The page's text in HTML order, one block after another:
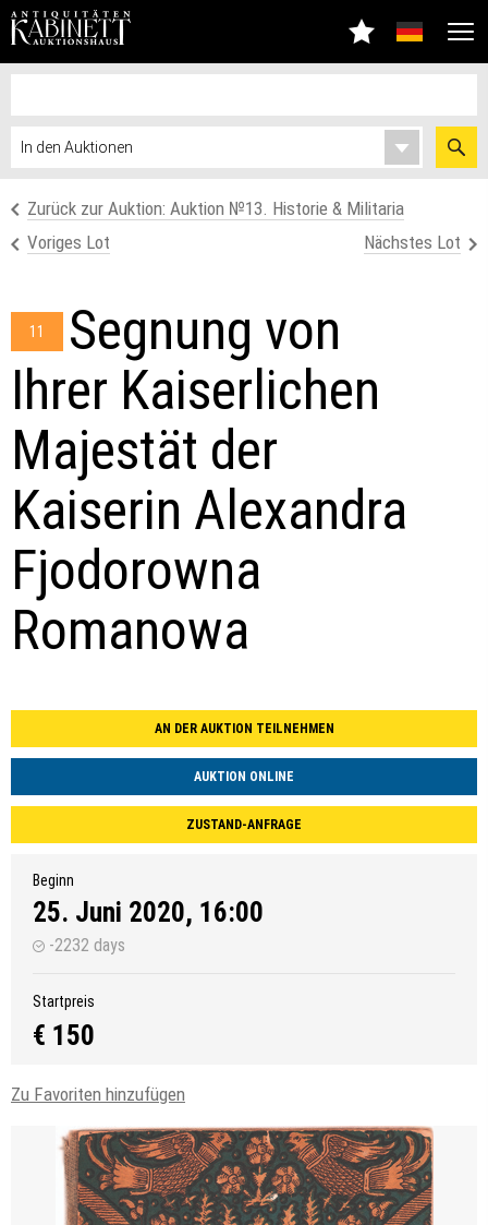
Zurück zur Auktion: Auktion №13. Historie & Militaria
Voriges Lot
Nächstes Lot
11
Segnung von
Ihrer Kaiserlichen
Majestät der
Kaiserin Alexandra
Fjodorowna
Romanowa
AN DER AUKTION TEILNEHMEN
AUKTION ONLINE
ZUSTAND-ANFRAGE
Beginn
25. Juni 2020, 16:00
-2232 days
Startpreis
€ 150
Zu Favoriten hinzufügen